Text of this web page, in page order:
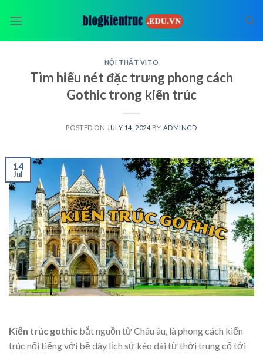
NỘI THẤT VITO
Tìm hiểu nét đặc trưng phong cách
Gothic trong kiến trúc
POSTED ON JULY 14, 2024 BY ADMINCD
14
Jul
Kiến trúc gothic bắt nguồn từ Châu âu, là phong cách kiến
trúc nổi tiếng với bề dày lịch sử kéo dài từ thời trung cổ tới